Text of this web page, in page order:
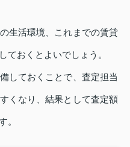
生活環境、これまでの賃貸
ておくとよいでしょう。
しておくことで、査定担当
くなり、結果として査定額
。